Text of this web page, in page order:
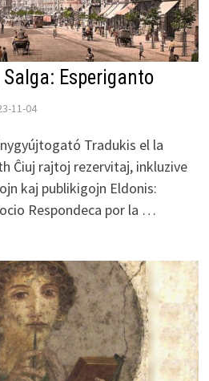
Esperiganto
11-04
Tradukis el la
Ĉiuj rajtoj rezervitaj, inkluzive
kaj publikigojn Eldonis:
Respondeca por la …